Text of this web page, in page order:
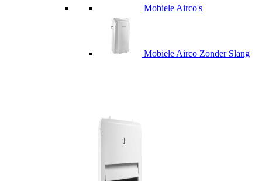
Mobiele Airco's
Mobiele Airco Zonder Slang